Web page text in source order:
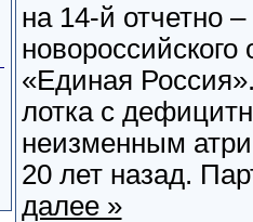
на 14-й отчетно
новороссийского
«Единая
лотка с
неизменным
20 лет назад.
далее »